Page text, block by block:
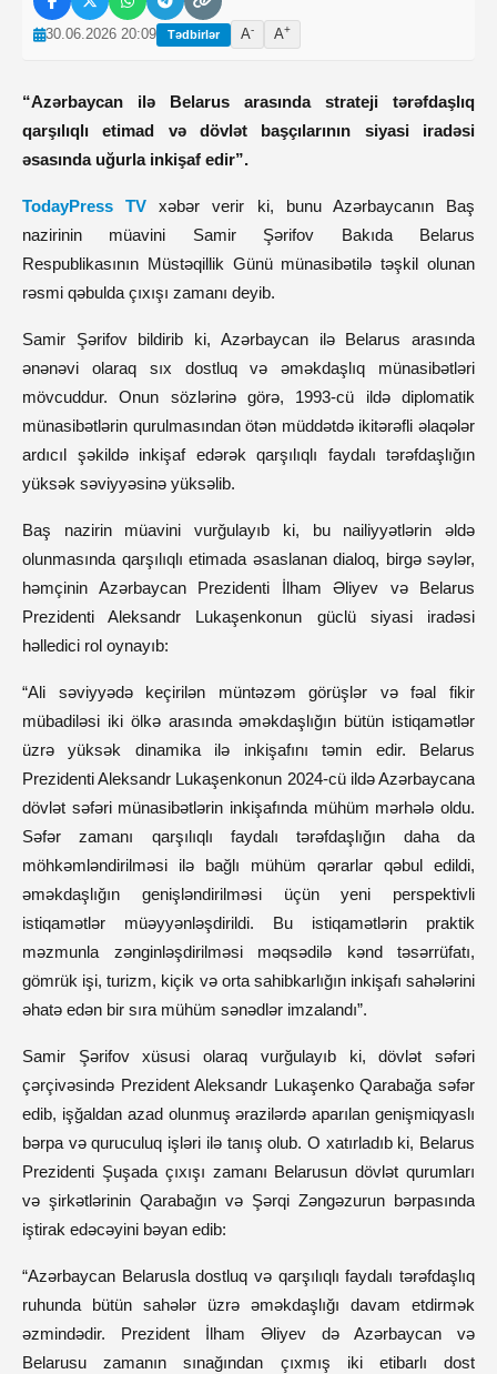
30.06.2026 20:09 Tədbirlər A- A+
“Azərbaycan ilə Belarus arasında strateji tərəfdaşlıq
qarşılıqlı etimad və dövlət başçılarının siyasi iradəsi
əsasında uğurla inkişaf edir”.
TodayPress TV xəbər verir ki, bunu Azərbaycanın Baş
nazirinin müavini Samir Şərifov Bakıda Belarus
Respublikasının Müstəqillik Günü münasibətilə təşkil olunan
rəsmi qəbulda çıxışı zamanı deyib.
Samir Şərifov bildirib ki, Azərbaycan ilə Belarus arasında
ənənəvi olaraq sıx dostluq və əməkdaşlıq münasibətləri
mövcuddur. Onun sözlərinə görə, 1993-cü ildə diplomatik
münasibətlərin qurulmasından ötən müddətdə ikitərəfli əlaqələr
ardıcıl şəkildə inkişaf edərək qarşılıqlı faydalı tərəfdaşlığın
yüksək səviyyəsinə yüksəlib.
Baş nazirin müavini vurğulayıb ki, bu nailiyyətlərin əldə
olunmasında qarşılıqlı etimada əsaslanan dialoq, birgə səylər,
həmçinin Azərbaycan Prezidenti İlham Əliyev və Belarus
Prezidenti Aleksandr Lukaşenkonun güclü siyasi iradəsi
həlledici rol oynayıb:
“Ali səviyyədə keçirilən müntəzəm görüşlər və fəal fikir
mübadiləsi iki ölkə arasında əməkdaşlığın bütün istiqamətlər
üzrə yüksək dinamika ilə inkişafını təmin edir. Belarus
Prezidenti Aleksandr Lukaşenkonun 2024-cü ildə Azərbaycana
dövlət səfəri münasibətlərin inkişafında mühüm mərhələ oldu.
Səfər zamanı qarşılıqlı faydalı tərəfdaşlığın daha da
möhkəmləndirilməsi ilə bağlı mühüm qərarlar qəbul edildi,
əməkdaşlığın genişləndirilməsi üçün yeni perspektivli
istiqamətlər müəyyənləşdirildi. Bu istiqamətlərin praktik
məzmunla zənginləşdirilməsi məqsədilə kənd təsərrüfatı,
gömrük işi, turizm, kiçik və orta sahibkarlığın inkişafı sahələrini
əhatə edən bir sıra mühüm sənədlər imzalandı”.
Samir Şərifov xüsusi olaraq vurğulayıb ki, dövlət səfəri
çərçivəsində Prezident Aleksandr Lukaşenko Qarabağa səfər
edib, işğaldan azad olunmuş ərazilərdə aparılan genişmiqyaslı
bərpa və quruculuq işləri ilə tanış olub. O xatırladıb ki, Belarus
Prezidenti Şuşada çıxışı zamanı Belarusun dövlət qurumları
və şirkətlərinin Qarabağın və Şərqi Zəngəzurun bərpasında
iştirak edəcəyini bəyan edib:
“Azərbaycan Belarusla dostluq və qarşılıqlı faydalı tərəfdaşlıq
ruhunda bütün sahələr üzrə əməkdaşlığı davam etdirmək
əzmindədir. Prezident İlham Əliyev də Azərbaycan və
Belarusu zamanın sınağından çıxmış iki etibarlı dost